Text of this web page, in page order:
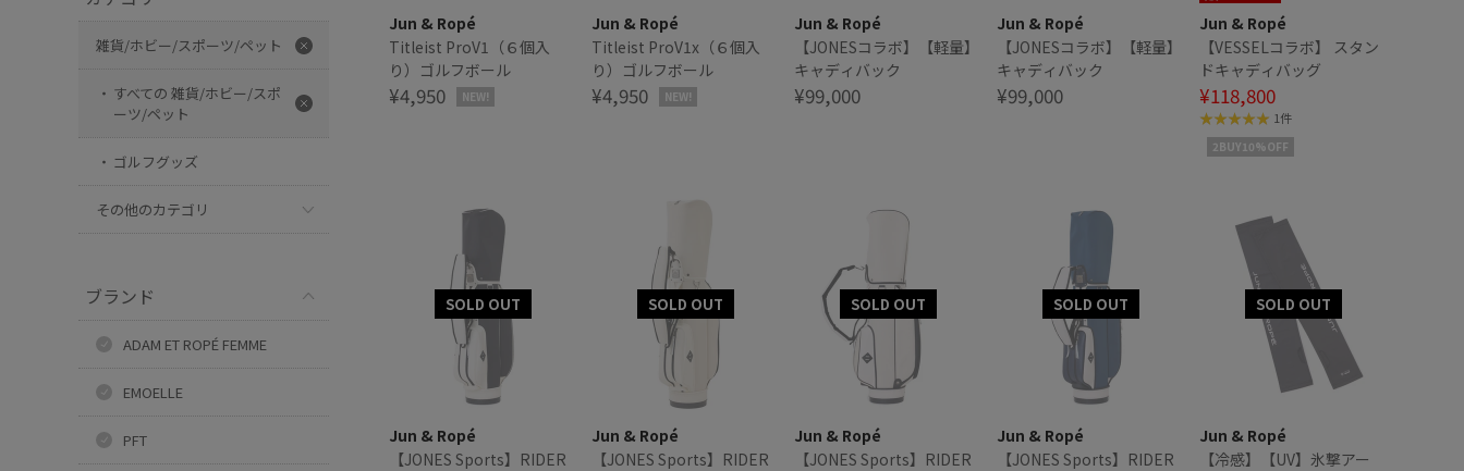
雑貨/ホビー/スポーツ/ペット
すべての 雑貨/ホビー/スポ
ーツ/ペット
ゴルフグッズ
その他のカテゴリ
ブランド
ADAM ET ROPÉ FEMME
EMOELLE
PFT
Jun & Ropé
Titleist ProV1（６個入
り）ゴルフボール
¥4,950 NEW!
Jun & Ropé
Titleist ProV1x（６個入
り）ゴルフボール
¥4,950 NEW!
Jun & Ropé
【JONESコラボ】【軽量】
キャディバック
¥99,000
Jun & Ropé
【JONESコラボ】【軽量】
キャディバック
¥99,000
Jun & Ropé
【VESSELコラボ】 スタン
ドキャディバッグ
¥118,800
1件
2BUY10%OFF
Jun & Ropé
【JONES Sports】RIDER
Jun & Ropé
【JONES Sports】RIDER
Jun & Ropé
【JONES Sports】RIDER
Jun & Ropé
【JONES Sports】RIDER
Jun & Ropé
【冷感】【UV】氷撃アー